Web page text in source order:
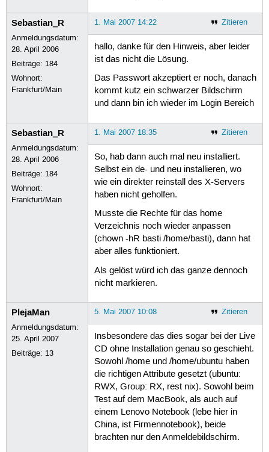
Sebastian_R
Anmeldungsdatum:
28. April 2006
Beiträge: 184
Wohnort:
Frankfurt/Main
Zitieren
1. Mai 2007 14:22
hallo, danke für den Hinweis, aber leider
ist das nicht die Lösung.
Das Passwort akzeptiert er noch, danach
kommt kutz ein schwarzer Bildschirm
und dann bin ich wieder im Login Bereich
Sebastian_R
Anmeldungsdatum:
28. April 2006
Beiträge: 184
Wohnort:
Frankfurt/Main
Zitieren
1. Mai 2007 18:35
So, hab dann auch mal neu installiert.
Selbst ein de- und neu installieren, wo
wie ein direkter reinstall des X-Servers
haben nicht geholfen.
Musste die Rechte für das home
Verzeichnis noch wieder anpassen
(chown -hR basti /home/basti), dann hat
aber alles funktioniert.
Als gelöst würd ich das ganze dennoch
nicht markieren.
PlejaMan
Anmeldungsdatum:
25. April 2007
Beiträge: 13
Zitieren
5. Mai 2007 10:08
Insbesondere das dies sogar bei der Live
CD ohne Installation genau so geschieht.
Sowohl /home und /home/ubuntu haben
die richtigen Attribute gesetzt (ubuntu:
RWX, Group: RX, rest nix). Sowohl beim
Test auf dem MacBook, als auch auf
einem Lenovo Notebook (lebe hier in
China, ist Firmennotebook), beide
brachten nur den Anmeldebildschirm.